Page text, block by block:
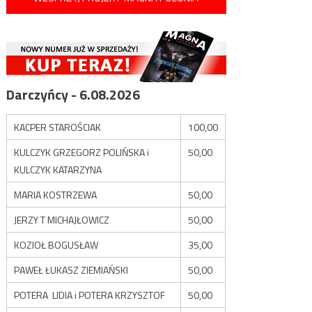
Darczyńcy - 6.08.2026
KACPER STAROŚCIAK
100,00
KULCZYK GRZEGORZ POLIŃSKA i
KULCZYK KATARZYNA
50,00
MARIA KOSTRZEWA
50,00
JERZY T MICHAJŁOWICZ
50,00
KOZIOŁ BOGUSŁAW
35,00
PAWEŁ ŁUKASZ ZIEMIAŃSKI
50,00
POTERA LIDIA i POTERA KRZYSZTOF
50,00